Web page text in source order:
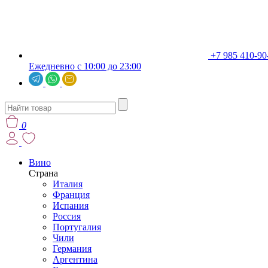
+7 985 410-
Ежедневно с 10:00 до 23:00
0
Вино
Страна
Италия
Франция
Испания
Россия
Португалия
Чили
Германия
Аргентина